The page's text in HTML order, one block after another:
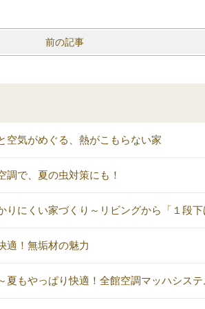
前の記事
空気がめぐる、熱がこもらない家
調で、夏の虫対策にも！
りにくい家づくり～リビングから「１段
適！無垢材の魅力
夏もやっぱり快適！全館空調マッハシステ